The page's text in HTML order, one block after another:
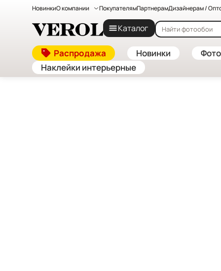
НовинкиО компании ПокупателямПартнерамДизайнерам /
Каталог
Распродажа Новинки
Наклейки интерьерные
Главная—Бренды
Cannot find 'brands' template with page 'detail'